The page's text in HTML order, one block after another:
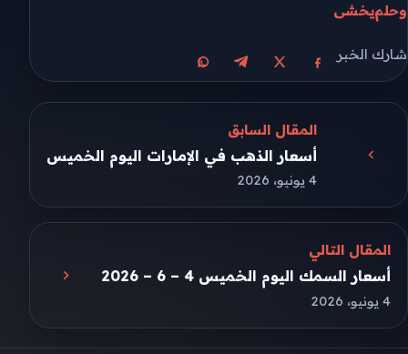
وحلميخشى
شارك الخبر
مشاركة على فيسبوك
مشاركة على Xمشاركة على تيليجرام
مشاركة على واتساب
المقال السابق
أسعار الذهب في الإمارات اليوم الخميس
4 يونيو، 2026
المقال التالي
أسعار السمك اليوم الخميس 4 – 6 – 2026
4 يونيو، 2026